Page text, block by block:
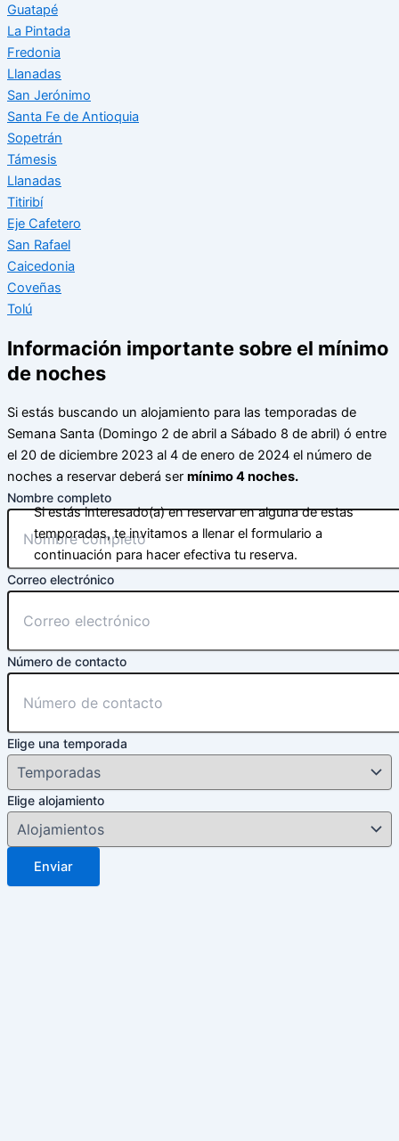
Guatapé
La Pintada
Fredonia
Llanadas
San Jerónimo
Santa Fe de Antioquia
Sopetrán
Támesis
Llanadas
Titiribí
Eje Cafetero
San Rafael
Caicedonia
Coveñas
Tolú
Información importante sobre el mínimo
de noches
Si estás buscando un alojamiento para las temporadas de
Semana Santa (Domingo 2 de abril a Sábado 8 de abril) ó entre
el 20 de diciembre 2023 al 4 de enero de 2024 el número de
noches a reservar deberá ser mínimo 4 noches.
Nombre completo
Correo electrónico
Número de contacto
Elige una temporada
Elige alojamiento
Enviar
Si estás interesado(a) en reservar en alguna de estas
temporadas, te invitamos a llenar el formulario a
continuación para hacer efectiva tu reserva.